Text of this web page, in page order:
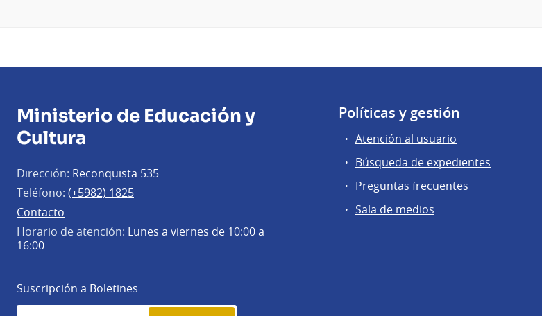
Ministerio de Educación y
Cultura
Dirección: Reconquista 535
Teléfono: (+5982) 1825
Contacto
Horario de atención: Lunes a viernes de 10:00 a
16:00
Suscripción a Boletines
Simplenews
Políticas y gestión
Atención al usuario
Búsqueda de expedientes
Preguntas frecuentes
Sala de medios